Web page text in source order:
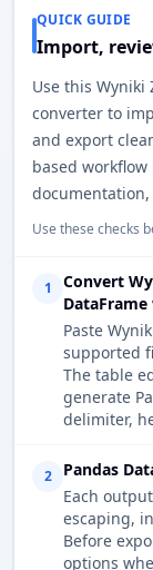
QUICK GUIDE
Import,
Use this Wyniki
converter to
and export
based
documentation,
Use these checks
1
Convert
Paste
supported
The table
generate
delimiter,
2
Pandas
Each
escaping,
Before
options